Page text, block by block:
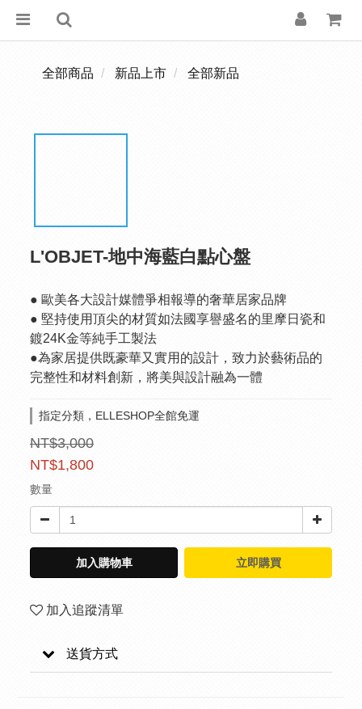
全部商品 新品上市 全部新品
L'OBJET-地中海藍白點心盤
● 歐美各大設計媒體爭相報導的奢華居家品牌
● 堅持使用頂尖的材質如法國享譽盛名的里摩日瓷和
鍍24K金等純手工製法
●為家居提供既豪華又實用的設計，致力於藝術品的
完整性和材料創新，將美與設計融為一體
指定分類，ELLESHOP全館免運
NT$3,000
NT$1,800
數量
加入購物車 立即購買
加入追蹤清單
送貨方式